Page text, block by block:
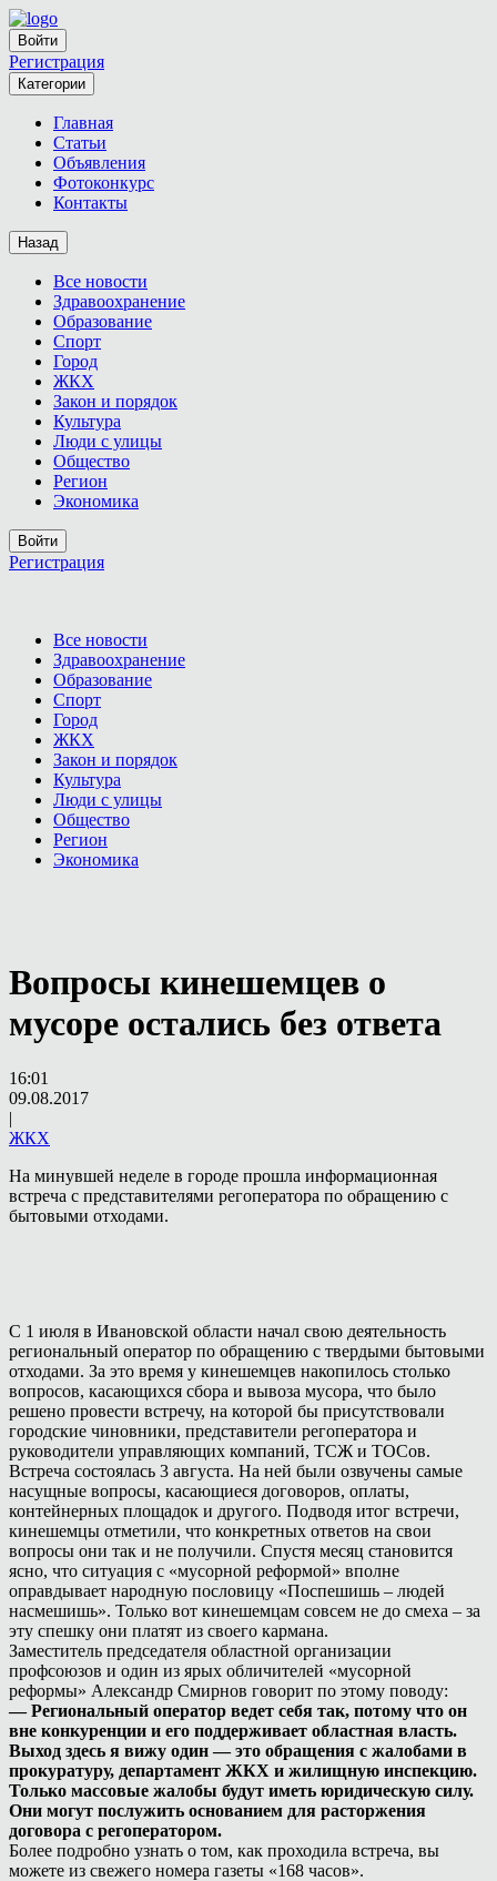
Войти
Регистрация
Категории
Главная
Статьи
Объявления
Фотоконкурс
Контакты
Назад
Все новости
Здравоохранение
Образование
Спорт
Город
ЖКХ
Закон и порядок
Культура
Люди с улицы
Общество
Регион
Экономика
Войти
Регистрация
Все новости
Здравоохранение
Образование
Спорт
Город
ЖКХ
Закон и порядок
Культура
Люди с улицы
Общество
Регион
Экономика
Вопросы кинешемцев о
мусоре остались без ответа
16:01
09.08.2017
|
ЖКХ
На минувшей неделе в городе прошла информационная
встреча с представителями регоператора по обращению с
бытовыми отходами.
С 1 июля в Ивановской области начал свою деятельность
региональный оператор по обращению с твердыми бытовыми
отходами. За это время у кинешемцев накопилось столько
вопросов, касающихся сбора и вывоза мусора, что было
решено провести встречу, на которой бы присутствовали
городские чиновники, представители регоператора и
руководители управляющих компаний, ТСЖ и ТОСов.
Встреча состоялась 3 августа. На ней были озвучены самые
насущные вопросы, касающиеся договоров, оплаты,
контейнерных площадок и другого. Подводя итог встречи,
кинешемцы отметили, что конкретных ответов на свои
вопросы они так и не получили. Спустя месяц становится
ясно, что ситуация с «мусорной реформой» вполне
оправдывает народную пословицу «Поспешишь – людей
насмешишь». Только вот кинешемцам совсем не до смеха – за
эту спешку они платят из своего кармана.
Заместитель председателя областной организации
профсоюзов и один из ярых обличителей «мусорной
реформы» Александр Смирнов говорит по этому поводу:
— Региональный оператор ведет себя так, потому что он
вне конкуренции и его поддерживает областная власть.
Выход здесь я вижу один — это обращения с жалобами в
прокуратуру, департамент ЖКХ и жилищную инспекцию.
Только массовые жалобы будут иметь юридическую силу.
Они могут послужить основанием для расторжения
договора с регоператором.
Более подробно узнать о том, как проходила встреча, вы
можете из свежего номера газеты «168 часов».